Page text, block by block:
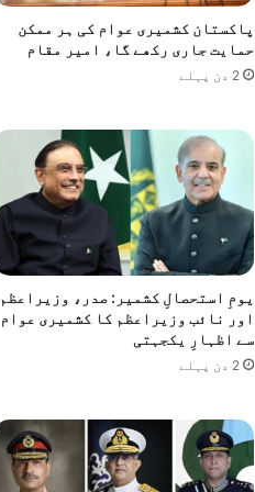
گ
ف
ت
و
پاکستان کشمیری عوام کی ہر ممکن
حمایت جاری رکھے گا، امیر مقام
2 دن پہلے
یومِ استحصالِ کشمیر: صدر، وزیراعظم
اور نائب وزیراعظم کا کشمیری عوام
سے اظہارِ یکجہتی
2 دن پہلے